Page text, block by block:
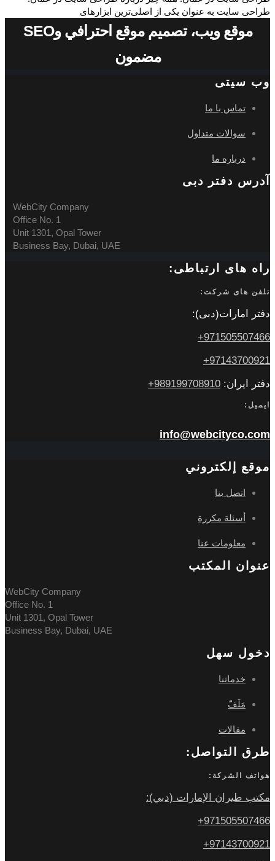
طراحی سایت به عنوان یکی از اصلی‌ترین ابزارهای
موقع ويب، تصميم موقع احترافي وSEO
مضمون
وب سیتی
تماس با ما
سوالات متداول
درباره ما
آدرس دفتر دبی
WebCity Company
Office No. 1
Unit 1301, Opal Tower
Business Bay, Dubai, UAE
راه های ارتباطی:
تلفن های شرکت:
دفتر امارات(دبی):
971505507466+
97143700921+
دفتر ایران: 989199708910+
ایمیل:
info@webcityco.com
موقع إلكتروني
اتصل بنا
أسئلة مكررة
معلومات عنا
عنوان المکتب
WebCity Company
Office No. 1
Unit 1301, Opal Tower
Business Bay, Dubai, UAE
دخول سهل
خدماتنا
مَلَفّ
مقالات
طرق التواصل:
هواتف الشركة:
مكتب طيران الإمارات (دبي):
971505507466+
97143700921+